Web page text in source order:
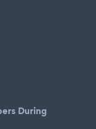
During